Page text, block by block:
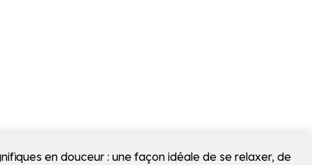
en douceur : une façon idéale de se relaxer, de